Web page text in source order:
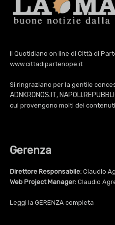
Il Quotidiano on line di Città di
www.cittadipartenope.it
Si ringraziano per la gentile
ADNKRONOS.IT,
cui provengono molti dei
Gerenza
Direttore Responsabile: Claudio
Web Project Manager: Claudio
Leggi la GERENZA completa